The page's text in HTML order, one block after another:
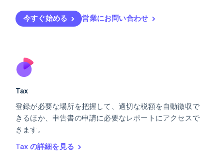
今すぐ始める 営業にお問い合わせ
Tax
登録が必要な場所を把握して、適切な税額を自動徴収で
きるほか、申告書の申請に必要なレポートにアクセスで
きます。
Tax の詳細を見る
フィンランド
EnglishSvenska
Français
ブルガリア
ポーランド
English
ポルトガル
マルタ